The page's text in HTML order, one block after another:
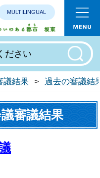
みんなで
MULTILINGUAL
議結果 > 過去の審議結
審議結果